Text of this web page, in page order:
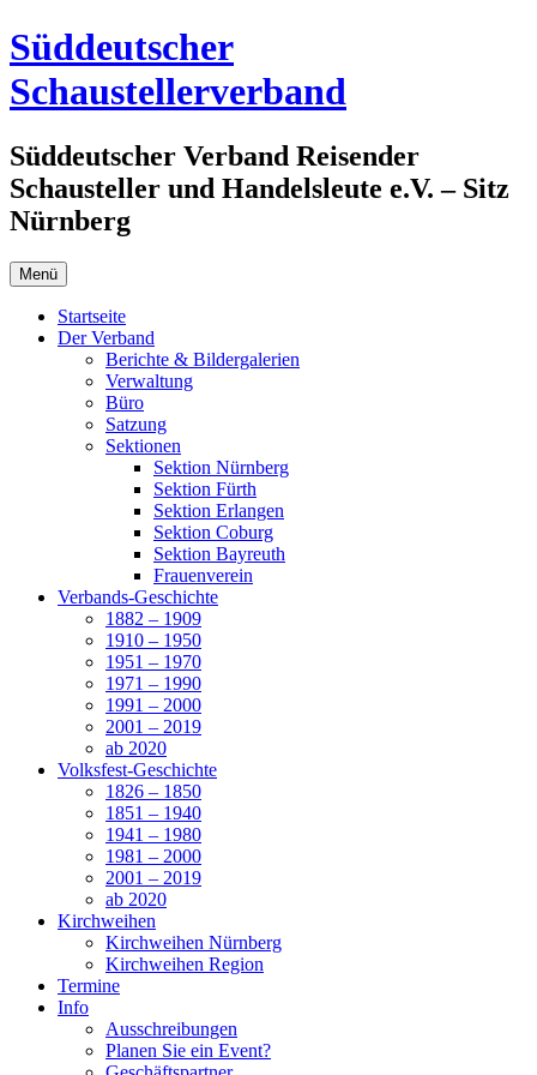
Zum
Inhalt
springen
Süddeutscher
Schaustellerverband
Süddeutscher Verband Reisender
Schausteller und Handelsleute e.V. – Sitz
Nürnberg
Menü
Startseite
Der Verband
Berichte & Bildergalerien
Verwaltung
Büro
Satzung
Sektionen
Sektion Nürnberg
Sektion Fürth
Sektion Erlangen
Sektion Coburg
Sektion Bayreuth
Frauenverein
Verbands-Geschichte
1882 – 1909
1910 – 1950
1951 – 1970
1971 – 1990
1991 – 2000
2001 – 2019
ab 2020
Volksfest-Geschichte
1826 – 1850
1851 – 1940
1941 – 1980
1981 – 2000
2001 – 2019
ab 2020
Kirchweihen
Kirchweihen Nürnberg
Kirchweihen Region
Termine
Info
Ausschreibungen
Planen Sie ein Event?